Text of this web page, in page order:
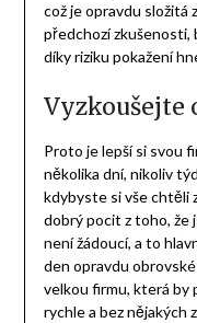
což je opravdu složitá
předchozí
díky riziku pokažení
Vyzkoušejte
Proto je lepší si svou
několika dní, nikoliv
kdybyste si vše chtěli
dobrý pocit z toho, že
není žádoucí, a to
den opravdu
velkou firmu, která by
rychle a bez nějakých